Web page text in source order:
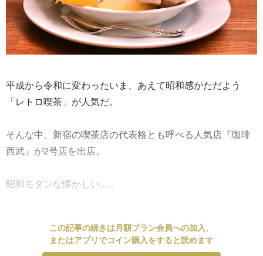
平成から令和に変わったいま、あえて昭和感がただよう
「レトロ喫茶」が人気だ。
そんな中、新宿の喫茶店の代表格とも呼べる人気店『珈琲
西武』が2号店を出店。
昭和モダンな懐かしい......
この記事の続きは月額プラン会員への加入、
またはアプリでコイン購入をすると読めます